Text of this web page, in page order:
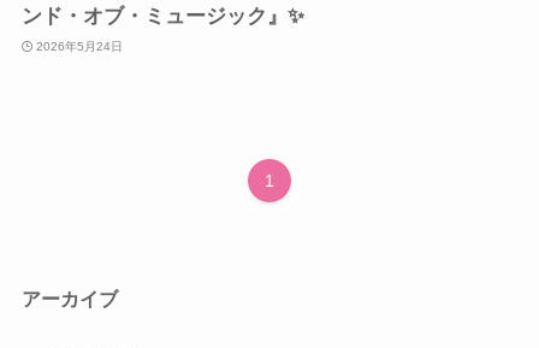
ンド・オブ・ミュージック』✨
2026年5月24日
1
アーカイブ